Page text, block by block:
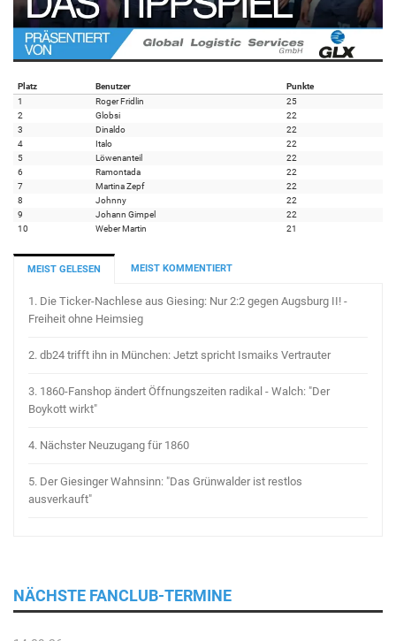
Platz Benutzer
Punkte
1
Roger Fridlin
25
2
Globsi
22
3
Dinaldo
22
4
Italo
22
5
Löwenanteil
22
6
Ramontada
22
7
Martina Zepf
22
8
Johnny
22
9
Johann Gimpel
22
10
Weber Martin 21
MEIST GELESEN MEIST KOMMENTIERT
1. Die Ticker-Nachlese aus Giesing: Nur 2:2 gegen Augsburg II! -
Freiheit ohne Heimsieg
2. db24 trifft ihn in München: Jetzt spricht Ismaiks Vertrauter
3. 1860-Fanshop ändert Öffnungszeiten radikal - Walch: "Der
Boykott wirkt"
4. Nächster Neuzugang für 1860
5. Der Giesinger Wahnsinn: "Das Grünwalder ist restlos
ausverkauft"
NÄCHSTE FANCLUB-TERMINE